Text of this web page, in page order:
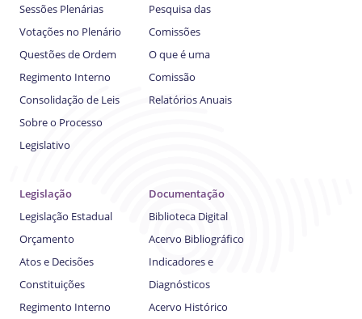
Sessões Plenárias
Votações no Plenário
Questões de Ordem
Regimento Interno
Consolidação de Leis
Sobre o Processo
Legislativo
Pesquisa das
Comissões
O que é uma
Comissão
Relatórios Anuais
Legislação
Legislação Estadual
Orçamento
Atos e Decisões
Constituições
Regimento Interno
Documentação
Biblioteca Digital
Acervo Bibliográfico
Indicadores e
Diagnósticos
Acervo Histórico